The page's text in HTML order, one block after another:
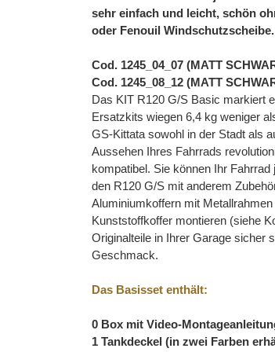
sehr einfach und leicht, schön
oder Fenouil Windschutzscheibe.
Cod. 1245_04_07 (MATT
Cod. 1245_08_12 (MATT
Das KIT R120 G/S Basic markiert
Ersatzkits wiegen 6,4 kg weniger
GS-Kittata sowohl in der Stadt als
Aussehen Ihres Fahrrads
kompatibel. Sie können Ihr
den R120 G/S mit anderem
Aluminiumkoffern mit
Kunststoffkoffer montieren (siehe
Originalteile in Ihrer Garage sicher
Geschmack.
Das Basisset enthält:
0 Box mit Video-
1 Tankdeckel (in zwei Farben